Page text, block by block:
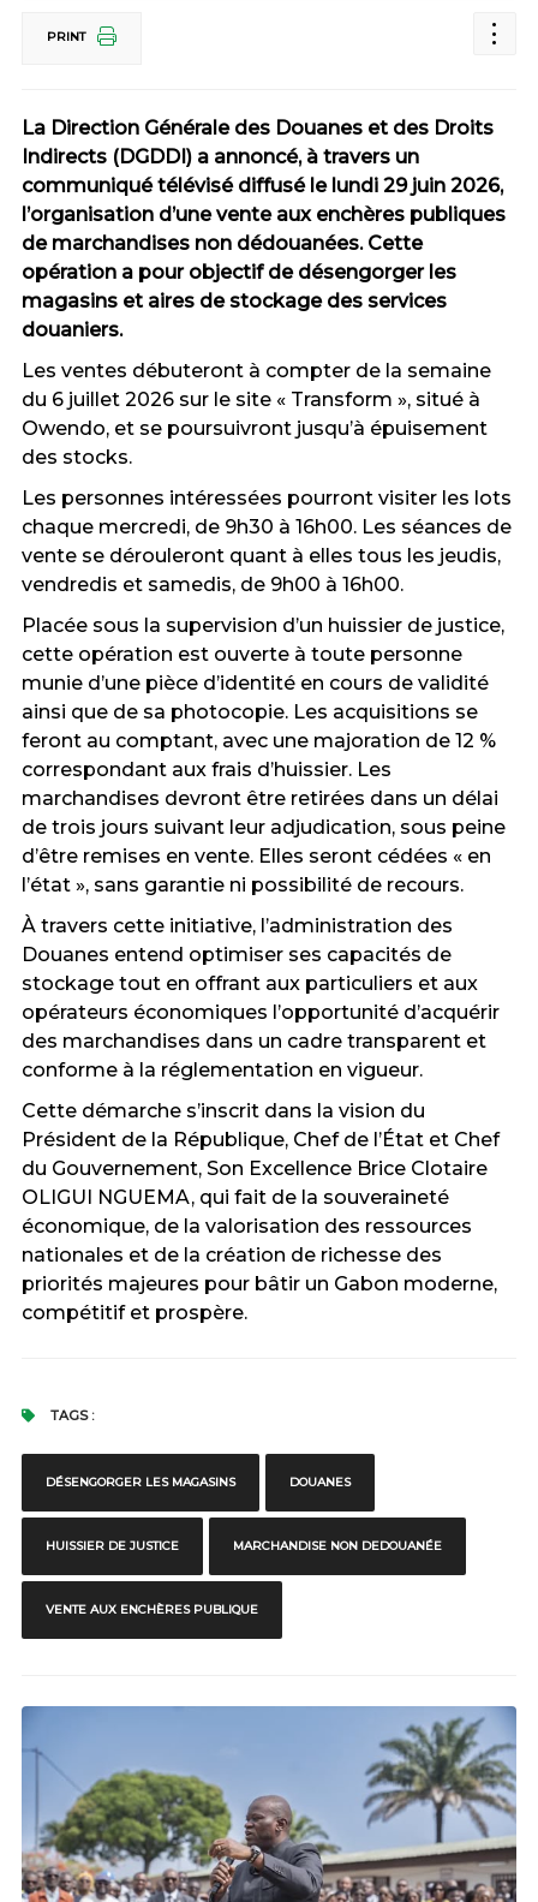
PRINT
La Direction Générale des Douanes et des Droits
Indirects (DGDDI) a annoncé, à travers un
communiqué télévisé diffusé le lundi 29 juin 2026,
l’organisation d’une vente aux enchères publiques
de marchandises non dédouanées. Cette
opération a pour objectif de désengorger les
magasins et aires de stockage des services
douaniers.
Les ventes débuteront à compter de la semaine
du 6 juillet 2026 sur le site « Transform », situé à
Owendo, et se poursuivront jusqu’à épuisement
des stocks.
Les personnes intéressées pourront visiter les lots
chaque mercredi, de 9h30 à 16h00. Les séances de
vente se dérouleront quant à elles tous les jeudis,
vendredis et samedis, de 9h00 à 16h00.
Placée sous la supervision d’un huissier de justice,
cette opération est ouverte à toute personne
munie d’une pièce d’identité en cours de validité
ainsi que de sa photocopie. Les acquisitions se
feront au comptant, avec une majoration de 12 %
correspondant aux frais d’huissier. Les
marchandises devront être retirées dans un délai
de trois jours suivant leur adjudication, sous peine
d’être remises en vente. Elles seront cédées « en
l’état », sans garantie ni possibilité de recours.
À travers cette initiative, l’administration des
Douanes entend optimiser ses capacités de
stockage tout en offrant aux particuliers et aux
opérateurs économiques l’opportunité d’acquérir
des marchandises dans un cadre transparent et
conforme à la réglementation en vigueur.
Cette démarche s’inscrit dans la vision du
Président de la République, Chef de l’État et Chef
du Gouvernement, Son Excellence Brice Clotaire
OLIGUI NGUEMA, qui fait de la souveraineté
économique, de la valorisation des ressources
nationales et de la création de richesse des
priorités majeures pour bâtir un Gabon moderne,
compétitif et prospère.
TAGS :
DÉSENGORGER LES MAGASINS DOUANES
HUISSIER DE JUSTICE MARCHANDISE NON DEDOUANÉE
VENTE AUX ENCHÈRES PUBLIQUE